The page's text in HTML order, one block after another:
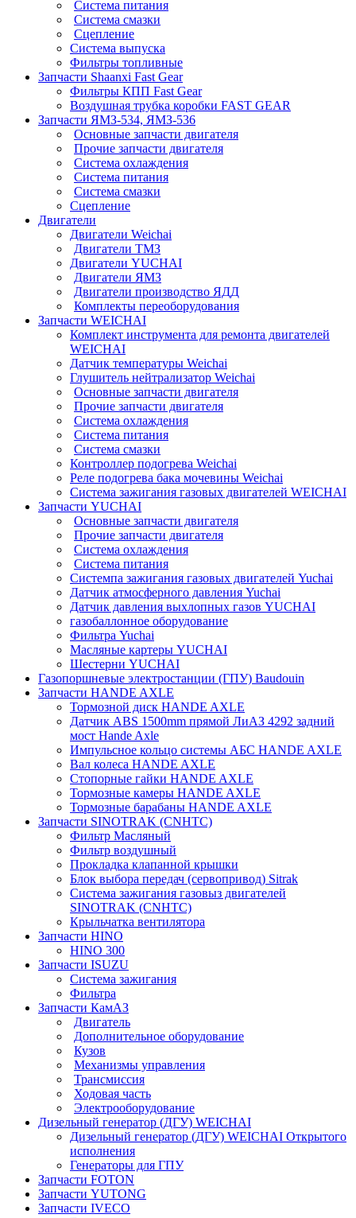
Система питания
Система смазки
Сцепление
Система выпуска
Фильтры топливные
Запчасти Shaanxi Fast Gear
Фильтры КПП Fast Gear
Воздушная трубка коробки FAST GEAR
Запчасти ЯМЗ-534, ЯМЗ-536
Основные запчасти двигателя
Прочие запчасти двигателя
Система охлаждения
Система питания
Система смазки
Сцепление
Двигатели
Двигатели Weichai
Двигатели ТМЗ
Двигатели YUCHAI
Двигатели ЯМЗ
Двигатели производство ЯДД
Комплекты переоборудования
Запчасти WEICHAI
Комплект инструмента для ремонта двигателей
WEICHAI
Датчик температуры Weichai
Глушитель нейтрализатор Weichai
Основные запчасти двигателя
Прочие запчасти двигателя
Система охлаждения
Система питания
Система смазки
Контроллер подогрева Weichai
Реле подогрева бака мочевины Weichai
Система зажигания газовых двигателей WEICHAI
Запчасти YUCHAI
Основные запчасти двигателя
Прочие запчасти двигателя
Система охлаждения
Система питания
Системпа зажигания газовых двигателей Yuchai
Датчик атмосферного давления Yuchai
Датчик давления выхлопных газов YUCHAI
газобаллонное оборудование
Фильтра Yuchai
Масляные картеры YUCHAI
Шестерни YUCHAI
Газопоршневые электростанции (ГПУ) Baudouin
Запчасти HANDE AXLE
Тормозной диск HANDE AXLE
Датчик ABS 1500mm прямой ЛиАЗ 4292 задний
мост Hande Axle
Импульсное кольцо системы АБС HANDE AXLE
Вал колеса HANDE AXLE
Стопорные гайки HANDE AXLE
Тормозные камеры HANDE AXLE
Тормозные барабаны HANDE AXLE
Запчасти SINOTRAK (CNHTC)
Фильтр Масляный
Фильтр воздушный
Прокладка клапанной крышки
Блок выбора передач (сервопривод) Sitrak
Система зажигания газовыз двигателей
SINOTRAK (CNHTC)
Крыльчатка вентилятора
Запчасти HINO
HINO 300
Запчасти ISUZU
Система зажигания
Фильтра
Запчасти КамАЗ
Двигатель
Дополнительное оборудование
Кузов
Механизмы управления
Трансмиссия
Ходовая часть
Электрооборудование
Дизельный генератор (ДГУ) WEICHAI
Дизельный генератор (ДГУ) WEICHAI Открытого
исполнения
Генераторы для ГПУ
Запчасти FOTON
Запчасти YUTONG
Запчасти IVECO